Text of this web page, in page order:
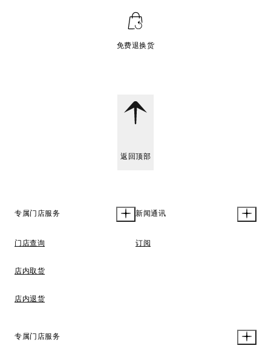
免费退换货
返回顶部
专属门店服务
门店查询
店内取货
店内退货
新闻通讯
订阅
专属门店服务